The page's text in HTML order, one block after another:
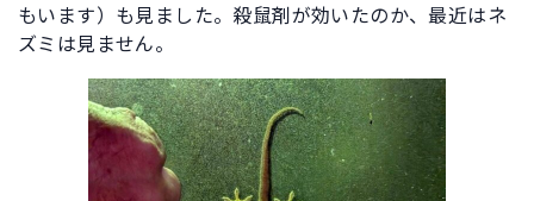
もいます）も見ました。殺鼠剤が効いたのか、最近はネ
ズミは見ません。